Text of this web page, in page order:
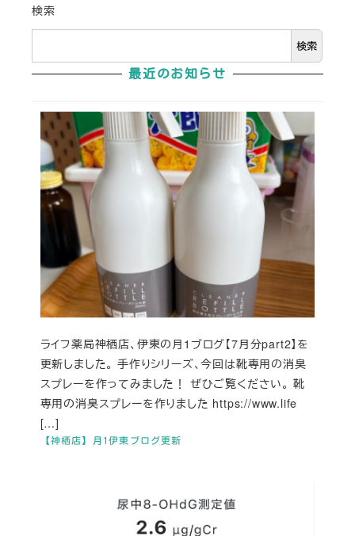
検索
検索
最近のお知らせ
【神栖店】月1伊東ブログ更新
ライフ薬局神栖店、伊東の月1ブログ【7月分part2】を
更新しました。 手作りシリーズ、今回は靴専用の消臭
スプレーを作ってみました！ ぜひご覧ください。 靴
専用の消臭スプレーを作りました https://www.life
[…]